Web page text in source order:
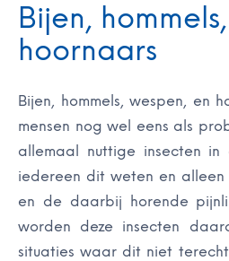
Bijen,
hoornaars
Bijen, hommels, wespen, en
mensen nog wel eens als
allemaal nuttige insecten
iedereen dit weten en
en de daarbij horende
worden deze insecten
situaties waar dit niet